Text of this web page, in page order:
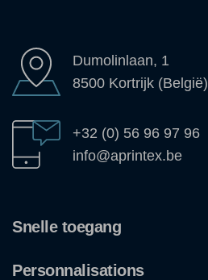
Dumolinlaan, 1
8500 Kortrijk (België)
+32 (0) 56 96 97 96
info@aprintex.be
Snelle toegang
Personnalisations